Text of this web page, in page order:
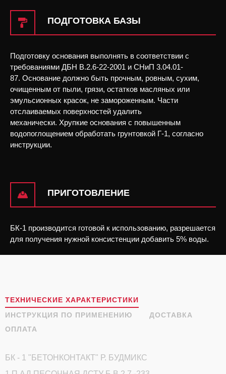
УТОЧНИТЬ ЦЕНУ
наш менеджер свяжется с вами в ближайшее
время
ОТПРАВИТЬ
ПОДГОТОВКА БАЗЫ
Подготовку основания выполнять в соответствии с
требованиями ДБН В.2.6-22-2001 и СНиП 3.04.01-
87. Основание должно быть прочным, ровным, сухим,
очищенным от пыли, грязи, остатков масляных или
эмульсионных красок, не замороженным. Части
отслаиваемых поверхностей удалить
механически. Хрупкие основания с повышенным
водопоглощением обработать грунтовкой Г-1, согласно
инструкции.
ПРИГОТОВЛЕНИЕ
БК-1 производится готовой к использованию, разрешается
для получения нужной консистенции добавить 5% воды.
ТЕХНИЧЕСКИЕ ХАРАКТЕРИСТИКИ
ИНСТРУКЦИЯ ПО ПРИМЕНЕНИЮ
ДОСТАВКА
ОПЛАТА
БК - 1 "БЕТОНКОНТАКТ" Р. БУДМИКС
Залиште Ваші контактні дані та ми зв'яжемось з Вами
найближчим часом.